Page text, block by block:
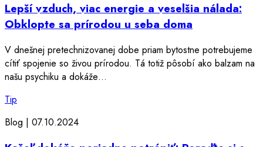
Lepší vzduch, viac energie a veselšia nálada:
Obklopte sa prírodou u seba doma
V dnešnej pretechnizovanej dobe priam bytostne potrebujeme
cítiť spojenie so živou prírodou. Tá totiž pôsobí ako balzam na
našu psychiku a dokáže…
Tip
Blog | 07.10.2024